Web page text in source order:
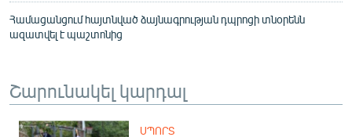
Համացանցում հայտնված ձայնագրության դպրոցի տնօրենն
ազատվել է պաշտոնից
Շարունակել կարդալ
ՍՊՈՐՏ